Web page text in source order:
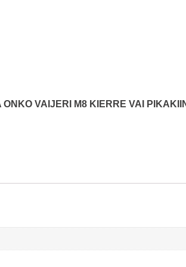
VAIJERI M8 KIERRE VAI